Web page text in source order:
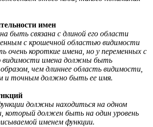
имен
быть связана с длиной его области
с крошечной областью видимости
очень короткие имена, но у переменных с
видимости имена должны быть
чем длиннее область видимости,
и точным должно быть ее имя.
должны находиться на одном
который должен быть на один уровень
именем функции.